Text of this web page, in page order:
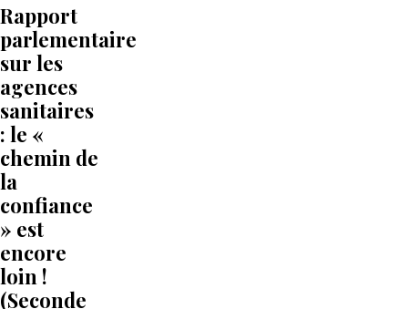
Rapport
parlementaire
sur les
agences
sanitaires
: le «
chemin de
la
confiance
» est
encore
loin !
(Seconde